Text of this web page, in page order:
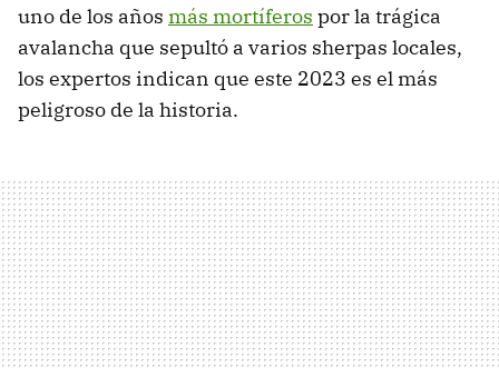
uno de los años más mortíferos por la trágica
avalancha que sepultó a varios sherpas locales,
los expertos indican que este 2023 es el más
peligroso de la historia.